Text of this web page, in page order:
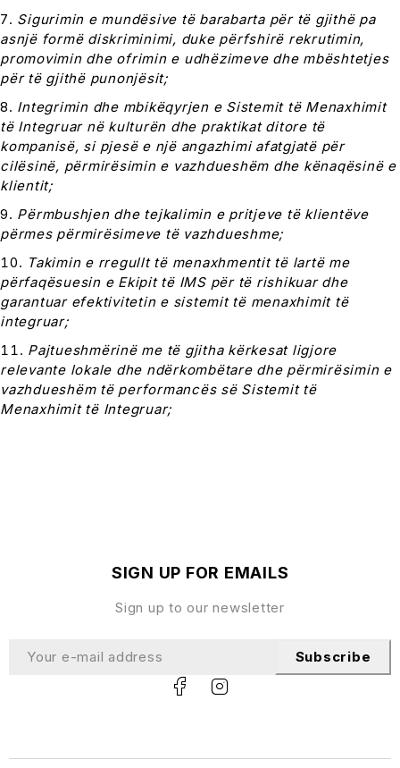
Sigurimin e mundësive të barabarta për të gjithë pa
asnjë formë diskriminimi, duke përfshirë rekrutimin,
promovimin dhe ofrimin e udhëzimeve dhe mbështetjes
për të gjithë punonjësit;
Integrimin dhe mbikëqyrjen e Sistemit të Menaxhimit
të Integruar në kulturën dhe praktikat ditore të
kompanisë, si pjesë e një angazhimi afatgjatë për
cilësinë, përmirësimin e vazhdueshëm dhe kënaqësinë e
klientit;
Përmbushjen dhe tejkalimin e pritjeve të klientëve
përmes përmirësimeve të vazhdueshme;
Takimin e rregullt të menaxhmentit të lartë me
përfaqësuesin e Ekipit të IMS për të rishikuar dhe
garantuar efektivitetin e sistemit të menaxhimit të
integruar;
Pajtueshmërinë me të gjitha kërkesat ligjore
relevante lokale dhe ndërkombëtare dhe përmirësimin e
vazhdueshëm të performancës së Sistemit të
Menaxhimit të Integruar;
SIGN UP FOR EMAILS
Sign up to our newsletter
Subscribe